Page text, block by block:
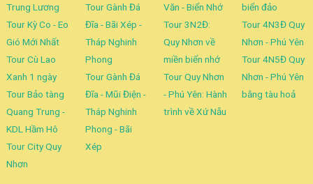
Trung Lương
Tour Kỳ Co - Eo
Gió Mới Nhất
Tour Cù Lao
Xanh 1 ngày
Tour Bảo tàng
Quang Trung -
KDL Hầm Hô
Tour City Quy
Nhơn
Tour Gành Đá
Đĩa - Bãi Xép -
Tháp Nghinh
Phong
Tour Gành Đá
Đĩa - Mũi Điện -
Tháp Nghinh
Phong - Bãi
Xép
Văn - Biển Nhớ
Tour 3N2Đ:
Quy Nhơn về
miền biển nhớ
Tour Quy Nhơn
- Phú Yên: Hành
trình về Xứ Nẫu
biển đảo
Tour 4N3Đ Quy
Nhơn - Phú Yên
Tour 4N5Đ Quy
Nhơn - Phú Yên
bằng tàu hoả